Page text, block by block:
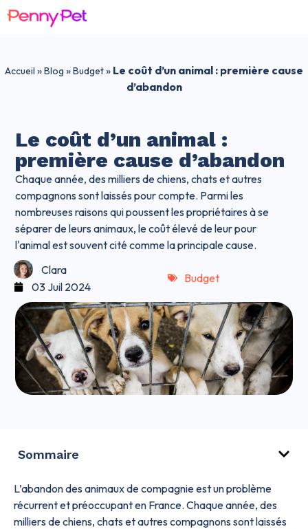
Accueil »Blog »Budget» Le coût d’un animal : première cause
d’abandon
Le coût d’un animal :
première cause d’abandon
Chaque année, des milliers de chiens, chats et autres
compagnons sont laissés pour compte. Parmi les
nombreuses raisons qui poussent les propriétaires à se
séparer de leurs animaux, le coût élevé de leur pour
l'animal est souvent cité comme la principale cause.
Clara
03 Juil 2024
Budget
Sommaire
L’abandon des animaux de compagnie est un problème
récurrent et préoccupant en France. Chaque année, des
milliers de chiens, chats et autres compagnons sont laissés